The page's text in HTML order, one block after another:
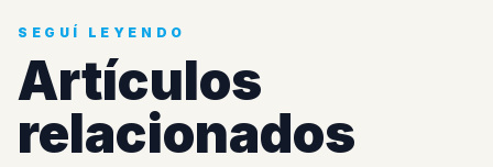
Seguí Leyendo
SEGUÍ LEYENDO
Artículos
relacionados